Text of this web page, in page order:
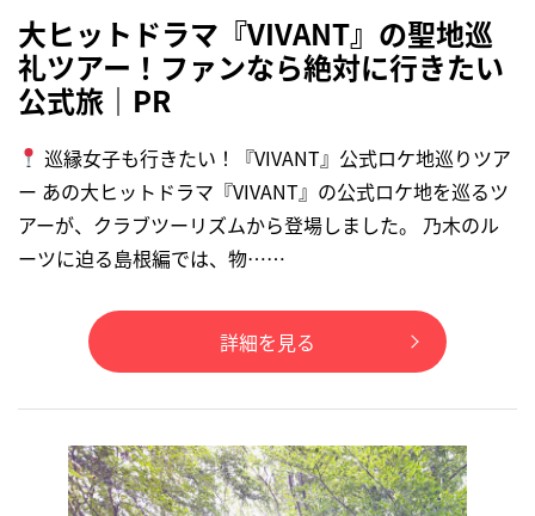
大ヒットドラマ『VIVANT』の聖地巡
礼ツアー！ファンなら絶対に行きたい
公式旅｜PR
巡縁女子も行きたい！『VIVANT』公式ロケ地巡りツア
ー あの大ヒットドラマ『VIVANT』の公式ロケ地を巡るツ
アーが、クラブツーリズムから登場しました。 乃木のル
ーツに迫る島根編では、物……
詳細を見る